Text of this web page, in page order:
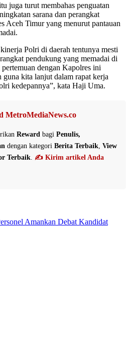
juga turut membahas penguatan
sarana dan perangkat
Aceh Timur yang menurut pantauan
Polri di daerah tentunya mesti
pendukung yang memadai di
dengan Kapolres ini
guna kita lanjut dalam rapat kerja
kedepannya”, kata Haji Uma.
MetroMediaNews.co
Reward bagi Penulis,
dengan kategori Berita Terbaik View
Terbaik ✍️ Kirim artikel Anda
Amankan Debat Kandidat